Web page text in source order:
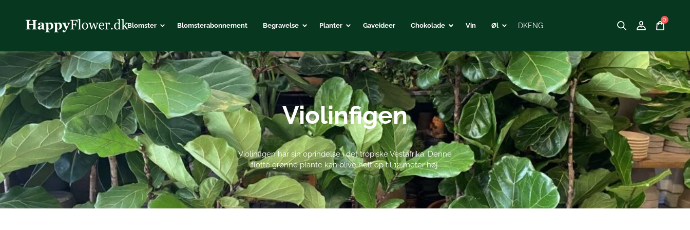
Blomster Blomster­abonnement Begravelse Planter Gaveideer Chokolade Vin Øl DKENG
0
Violinfigen
Violinfigen har sin oprindelse i det tropiske Vestafrika. Denne
flotte grønne plante kan blive helt op til 12 meter høj.